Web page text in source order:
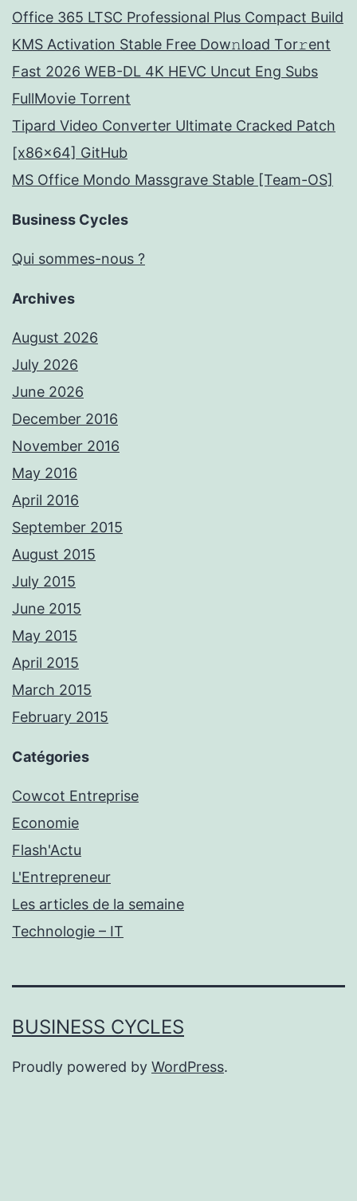
Office 365 LTSC Professional Plus Compact Build
KMS Activation Stable Frее Dow𝚗load Tоr𝚛ent
Fast 2026 WEB-DL 4K HEVC Uncut Eng Subs
FullMov𝗂e Torrent
Tipard Video Converter Ultimate Cracked Patch
[x86x64] GitHub
MS Office Mondo Massgrave Stable [Team-OS]
Business Cycles
Qui sommes-nous ?
Archives
August 2026
July 2026
June 2026
December 2016
November 2016
May 2016
April 2016
September 2015
August 2015
July 2015
June 2015
May 2015
April 2015
March 2015
February 2015
Catégories
Cowcot Entreprise
Economie
Flash'Actu
L'Entrepreneur
Les articles de la semaine
Technologie – IT
BUSINESS CYCLES
Proudly powered by WordPress.